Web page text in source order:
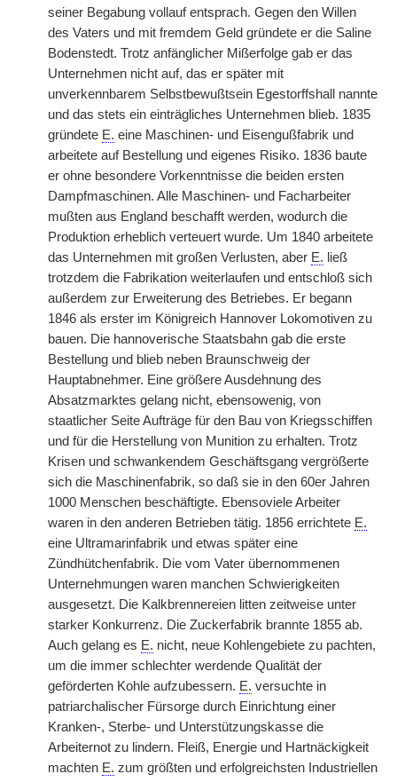
seiner Begabung vollauf entsprach. Gegen den Willen
des Vaters und mit fremdem Geld gründete er die Saline
Bodenstedt. Trotz anfänglicher Mißerfolge gab er das
Unternehmen nicht auf, das er später mit
unverkennbarem Selbstbewußtsein Egestorffshall nannte
und das stets ein einträgliches Unternehmen blieb. 1835
gründete E. eine Maschinen- und Eisengußfabrik und
arbeitete auf Bestellung und eigenes Risiko. 1836 baute
er ohne besondere Vorkenntnisse die beiden ersten
Dampfmaschinen. Alle Maschinen- und Facharbeiter
mußten aus England beschafft werden, wodurch die
Produktion erheblich verteuert wurde. Um 1840 arbeitete
das Unternehmen mit großen Verlusten, aber E. ließ
trotzdem die Fabrikation weiterlaufen und entschloß sich
außerdem zur Erweiterung des Betriebes. Er begann
1846 als erster im Königreich Hannover Lokomotiven zu
bauen. Die hannoverische Staatsbahn gab die erste
Bestellung und blieb neben Braunschweig der
Hauptabnehmer. Eine größere Ausdehnung des
Absatzmarktes gelang nicht, ebensowenig, von
staatlicher Seite Aufträge für den Bau von Kriegsschiffen
und für die Herstellung von Munition zu erhalten. Trotz
Krisen und schwankendem Geschäftsgang vergrößerte
sich die Maschinenfabrik, so daß sie in den 60er Jahren
1000 Menschen beschäftigte. Ebensoviele Arbeiter
waren in den anderen Betrieben tätig. 1856 errichtete E.
eine Ultramarinfabrik und etwas später eine
Zündhütchenfabrik. Die vom Vater übernommenen
Unternehmungen waren manchen Schwierigkeiten
ausgesetzt. Die Kalkbrennereien litten zeitweise unter
starker Konkurrenz. Die Zuckerfabrik brannte 1855 ab.
Auch gelang es E. nicht, neue Kohlengebiete zu pachten,
um die immer schlechter werdende Qualität der
geförderten Kohle aufzubessern. E. versuchte in
patriarchalischer Fürsorge durch Einrichtung einer
Kranken-, Sterbe- und Unterstützungskasse die
Arbeiternot zu lindern. Fleiß, Energie und Hartnäckigkeit
machten E. zum größten und erfolgreichsten Industriellen